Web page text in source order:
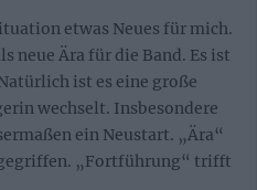
etwas Neues für mich.
neue Ära für die Band. Es ist
ist es eine große
wechselt. Insbesondere
ein Neustart. „Ära“
„Fortführung“ trifft